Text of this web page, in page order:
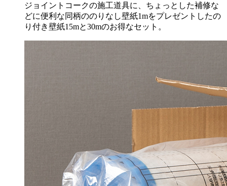
ジョイントコークの施工道具に、ちょっとした補修な
どに便利な同柄ののりなし壁紙1mをプレゼントしたの
り付き壁紙15mと30mのお得なセット。